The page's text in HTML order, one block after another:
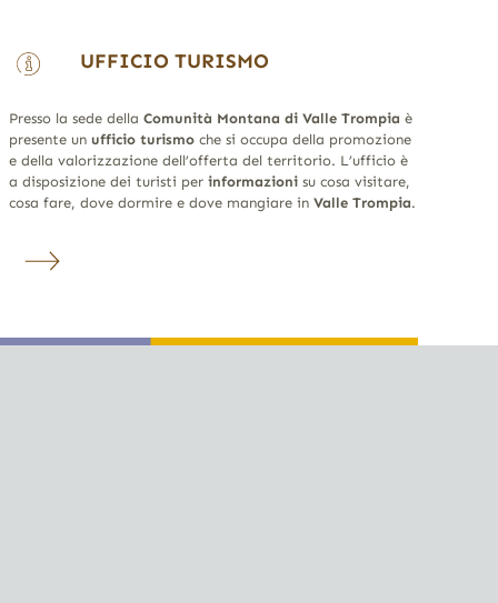
UFFICIO TURISMO
Presso la sede della Comunità Montana di Valle Trompia è
presente un ufficio turismoche si occupa della promozione
e della valorizzazione dell’offerta del territorio. L’ufficio è
a disposizione dei turisti per informazionisu cosa visitare,
cosa fare, dove dormire e dove mangiare in Valle Trompia.